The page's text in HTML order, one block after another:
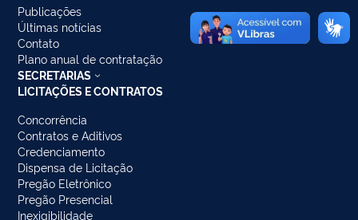
Publicações
Últimas notícias
Contato
Plano anual de contratação
SECRETARIAS
LICITAÇÕES E CONTRATOS
Concorrência
Contratos e Aditivos
Credenciamento
Dispensa de Licitação
Pregão Eletrônico
Pregão Presencial
Inexigibilidade